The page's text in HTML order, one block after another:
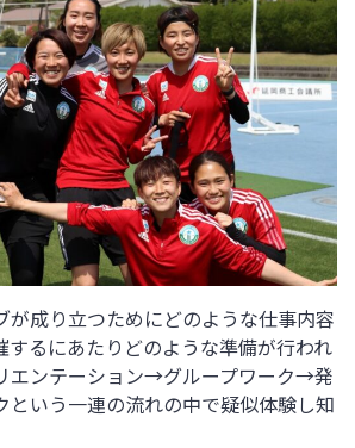
が成り立つためにどのような仕事内容
するにあたりどのような準備が行われ
エンテーション→グループワーク→発
いう一連の流れの中で疑似体験し知